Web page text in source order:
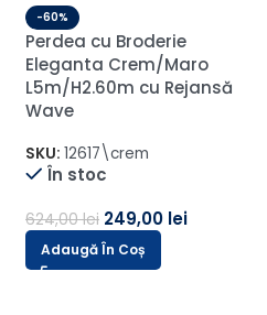
-60%
Perdea cu Broderie
Eleganta Crem/Maro
L5m/H2.60m cu Rejansă
Wave
SKU: 12617\crem
În stoc
624,00lei 249,00 lei
Adaugă În Coș